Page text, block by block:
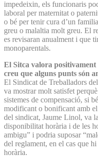
impedeixin, els funcionaris
laboral per maternitat o
o bé per tenir cura d’un
greu o malaltia molt greu. El
es revisaran anualment i que
monoparentals.
El Sitca valora
creu que alguns punts són
El Sindicat de Treballadors
va mostrar molt satisfet
sistemes de compensació, si
modificant o bonificant amb
del sindicat, Jaume Linol, va
disponibilitat horària i de les
ambigu” i podria suposar
del reglament, en el cas que
horària.